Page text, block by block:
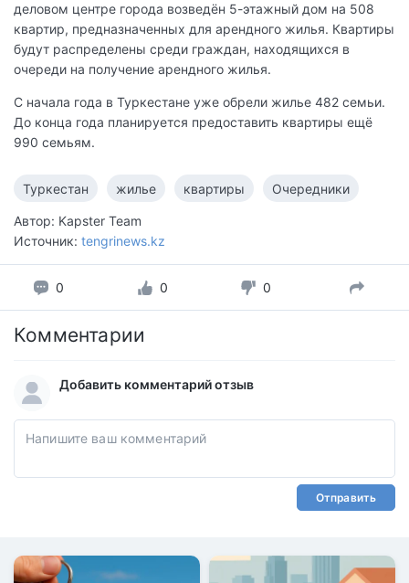
деловом центре города возведён 5-этажный дом на 508
квартир, предназначенных для арендного жилья. Квартиры
будут распределены среди граждан, находящихся в
очереди на получение арендного жилья.
С начала года в Туркестане уже обрели жилье 482 семьи.
До конца года планируется предоставить квартиры ещё
990 семьям.
Туркестан жилье квартиры Очередники
Автор: Kapster Team
Источник: tengrinews.kz
0 0 0
Комментарии
Добавить комментарий отзыв
Отправить